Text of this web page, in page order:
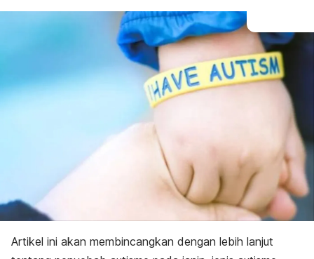
Artikel ini akan membincangkan dengan lebih lanjut